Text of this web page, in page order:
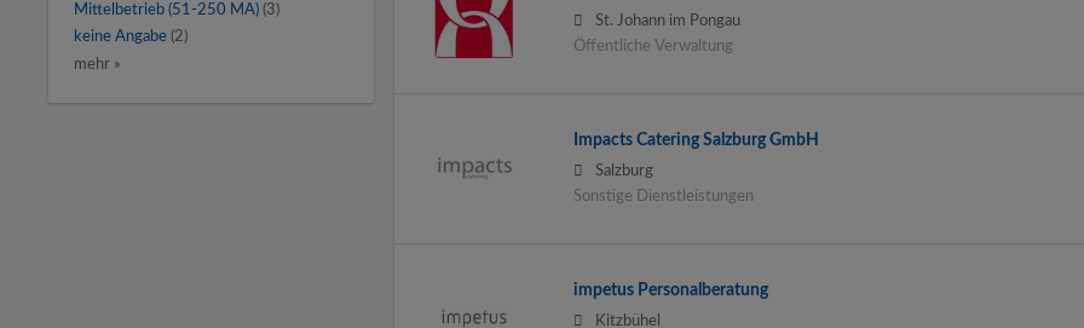
St. Johann im Pongau
Öffentliche Verwaltung
Impacts Catering Salzburg GmbH
Salzburg
Sonstige Dienstleistungen
impetus Personalberatung
Kitzbühel
Mittelbetrieb (51-250 MA) (3)
keine Angabe (2)
mehr »